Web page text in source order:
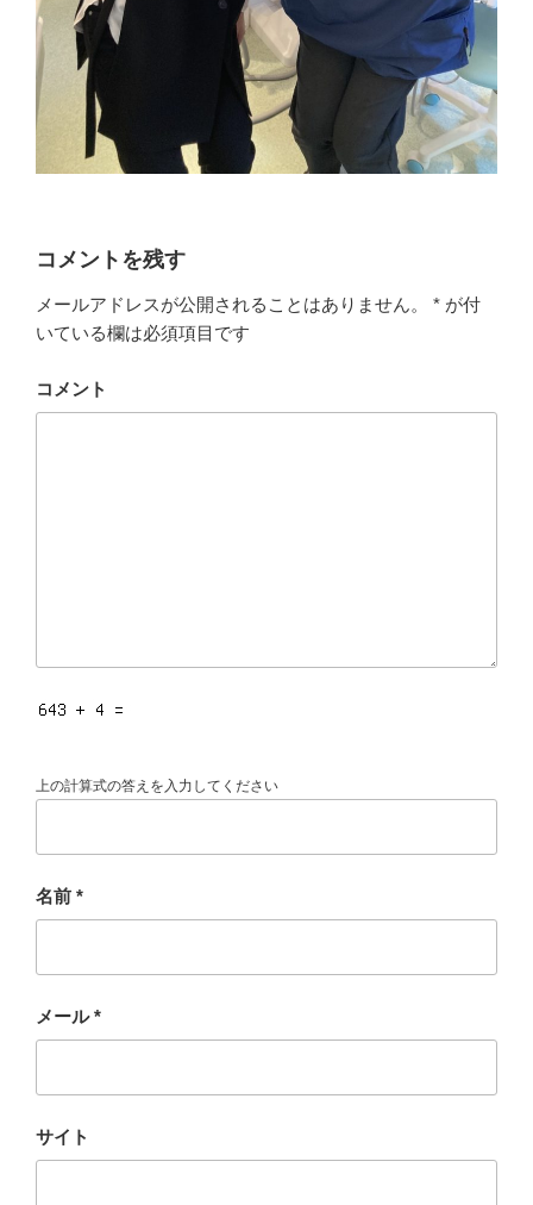
コメントを残す
メールアドレスが公開されることはありません。 * が付
いている欄は必須項目です
コメント
上の計算式の答えを入力してください
名前 *
メール*
サイト